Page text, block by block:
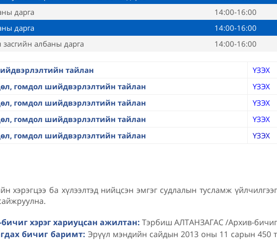
дарга
14:00-16:00
дарга
14:00-16:00
засгийн албаны дарга 14:00-16:00
тайлан
ҮЗЭХ
гомдол шийдвэрлэлтийн тайлан
ҮЗЭХ
гомдол шийдвэрлэлтийн тайлан
ҮЗЭХ
гомдол шийдвэрлэлтийн тайлан
ҮЗЭХ
гомдол шийдвэрлэлтийн тайлан
ҮЗЭХ
хэрэгцээ ба хүлээлтэд нийцсэн эмгэг судлалын тусламж
хэрэг хариуцсан ажилтан: Тэрбиш АЛТАНЗАГАС /Архив-бичиг
бичиг баримт: Эрүүл мэндийн сайдын 2013 оны 11 сарын 450